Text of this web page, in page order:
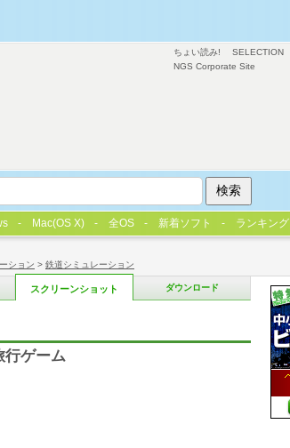
ション > 鉄道シミュレーション
スクリーンショット ダウンロード
行ゲーム
ちょい読み! SELECTION
NGS Corporate Site
Mac(OS X) 全OS 新着ソフト ランキング